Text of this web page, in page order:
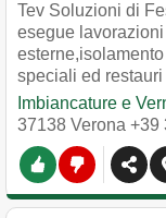
Tev Soluzioni di
esegue
speciali ed
Imbiancature e
37138 Verona +39